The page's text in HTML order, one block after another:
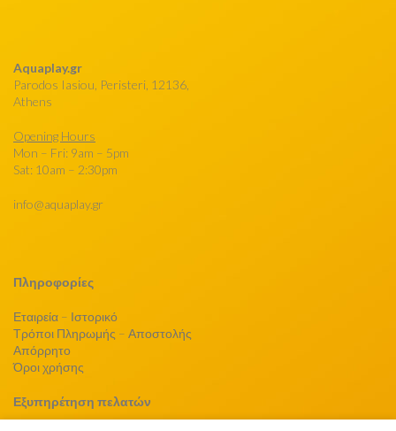
Aquaplay.gr
Parodos Iasiou, Peristeri, 12136,
Athens
Opening Hours
Mon – Fri: 9am – 5pm
Sat: 10am – 2:30pm
info@aquaplay.gr
Πληροφορίες
Εταιρεία – Ιστορικό
Τρόποι Πληρωμής – Αποστολής
Απόρρητο
Όροι χρήσης
Εξυπηρέτηση πελατών